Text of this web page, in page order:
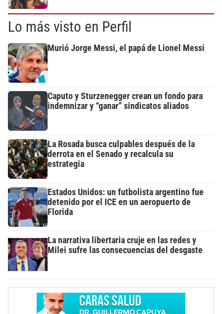
Lo más visto en Perfil
Murió Jorge Messi, el papá de Lionel Messi
Caputo y Sturzenegger crean un fondo para
indemnizar y “ganar” sindicatos aliados
La Rosada busca culpables después de la
derrota en el Senado y recalcula su
estrategia
Estados Unidos: un futbolista argentino fue
detenido por el ICE en un aeropuerto de
Florida
La narrativa libertaria cruje en las redes y
Milei sufre las consecuencias del desgaste